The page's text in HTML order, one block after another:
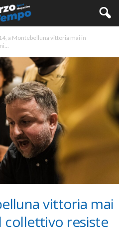
a Montebelluna vittoria mai in
vittoria mai
collettivo resiste